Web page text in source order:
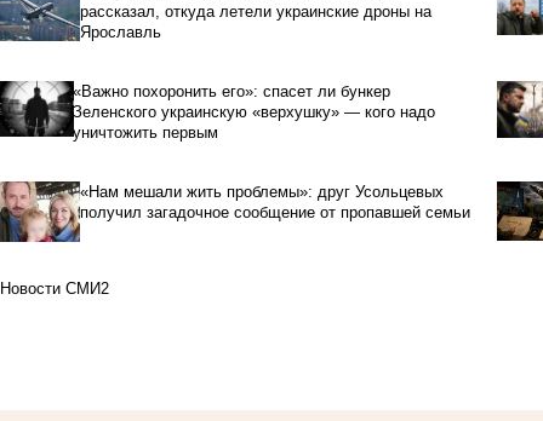
рассказал, откуда летели украинские дроны на
Ярославль
«Важно похоронить его»: спасет ли бункер
Зеленского украинскую «верхушку» — кого надо
уничтожить первым
«Нам мешали жить проблемы»: друг Усольцевых
получил загадочное сообщение от пропавшей семьи
Новости СМИ2